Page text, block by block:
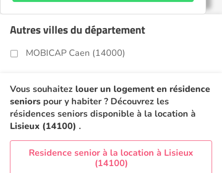
Autres villes du département
MOBICAP Caen (14000)
Vous souhaitez louer un logement en résidence
seniors pour y habiter ? Découvrez les
résidences seniors disponible à la location à
Lisieux (14100) .
Residence senior à la location à Lisieux
(14100)